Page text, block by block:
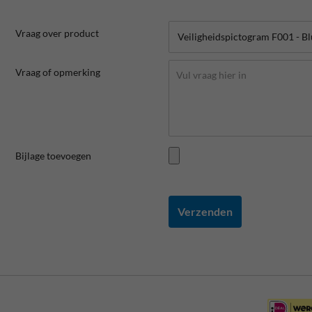
Vraag over product
Vraag of opmerking
Bijlage toevoegen
Verzenden